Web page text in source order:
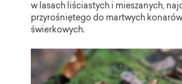
w lasach liściastych i mieszanych,
przyrośniętego do martwych
świerkowych.